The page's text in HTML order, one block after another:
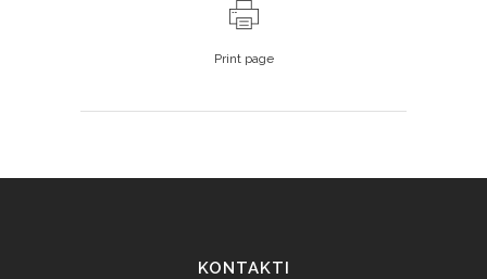
Print page
KONTAKTI